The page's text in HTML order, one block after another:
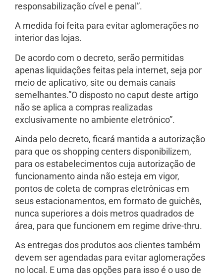
responsabilização cível e penal”.
A medida foi feita para evitar aglomerações no
interior das lojas.
De acordo com o decreto, serão permitidas
apenas liquidações feitas pela internet, seja por
meio de aplicativo, site ou demais canais
semelhantes.”O disposto no caput deste artigo
não se aplica a compras realizadas
exclusivamente no ambiente eletrônico”.
Ainda pelo decreto, ficará mantida a autorização
para que os shopping centers disponibilizem,
para os estabelecimentos cuja autorização de
funcionamento ainda não esteja em vigor,
pontos de coleta de compras eletrônicas em
seus estacionamentos, em formato de guichês,
nunca superiores a dois metros quadrados de
área, para que funcionem em regime drive-thru.
As entregas dos produtos aos clientes também
devem ser agendadas para evitar aglomerações
no local. E uma das opções para isso é o uso de